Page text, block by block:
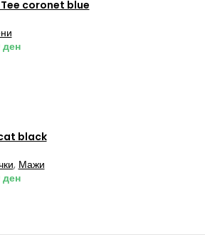
coronet blue
ден
black
, Мажи
ден